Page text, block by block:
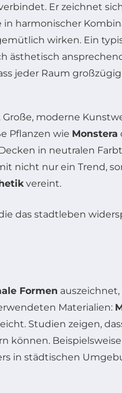
Er zeichnet
in harmonischer
wirken. Ein
ästhetisch
jeder Raum
moderne
Pflanzen wie Monstera
in neutralen
nicht nur ein Trend,
vereint.
Formen
Materialien:
Studien zeigen,
können.
in städtischen